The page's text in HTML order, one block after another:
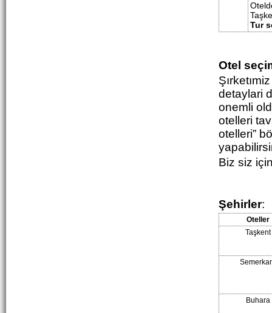
Tur
Otel
detaylari
onemli
otelleri
otelleri”
Biz siz
Şehirler:
Oteller
Taşkent
Buhara